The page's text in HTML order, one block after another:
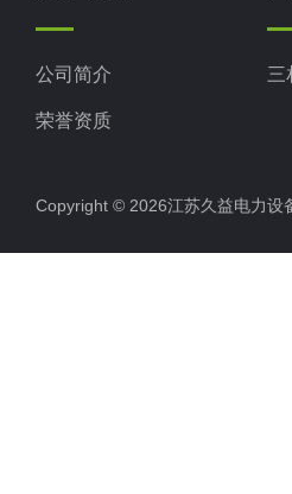
公司简介
荣誉资质
Copyright © 2026江苏久益电力